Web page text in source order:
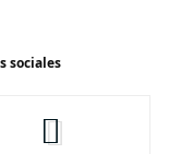
sociales